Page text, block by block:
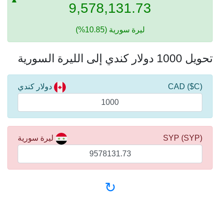
9,578,131.73
ليرة سورية (10.85%)
تحويل 1000 دولار كندي إلى الليرة السورية
دولار كندي (C$) CAD
ليرة سورية (SYP) SYP
↻